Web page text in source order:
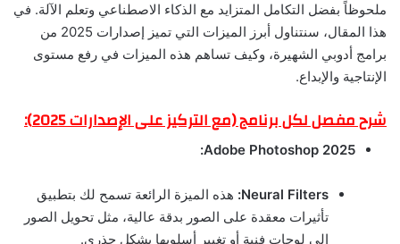
ملحوظاً بفضل التكامل المتزايد مع الذكاء الاصطناعي وتعلم الآلة. في
هذا المقال، سنتناول أبرز الميزات التي تميز إصدارات 2025 من
برامج أدوبي الشهيرة، وكيف تساهم هذه الميزات في رفع مستوى
الإنتاجية والإبداع.
شرح مفصل لكل برنامج (مع التركيز على الإصدارات 2025):
Adobe Photoshop 2025:
Neural Filters: هذه الميزة الرائعة تسمح لك بتطبيق
تأثيرات معقدة على الصور بدقة عالية، مثل تحويل الصور
إلى لوحات فنية أو تغيير أسلوبها بشكل جذري.